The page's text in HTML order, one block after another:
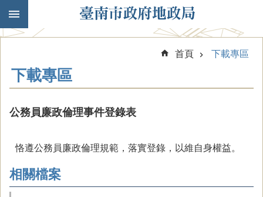
跳到主要內容區塊
首頁 下載專區
下載專區
公務員廉政倫理事件登錄表
恪遵公務員廉政倫理規範，落實登錄，以維自身權益。
相關檔案